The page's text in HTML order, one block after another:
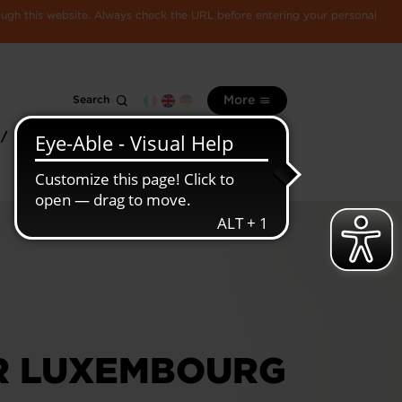
this website. Always check the URL before entering your personal
Search More
/
information
Luxembourg
economy
LUXEMBOURG